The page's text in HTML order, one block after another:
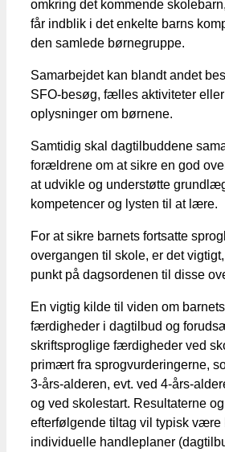
omkring det kommende
får indblik i det enkelte barns
den samlede børnegruppe.
Samarbejdet kan blandt andet
SFO-besøg, fælles aktiviteter
oplysninger om børnene.
Samtidig skal dagtilbuddene
forældrene om at sikre en god
at udvikle og understøtte
kompetencer og lysten til at lære.
For at sikre barnets fortsatte
overgangen til skole, er det
punkt på dagsordenen til disse
En vigtig kilde til viden om
færdigheder i dagtilbud og
skriftsproglige færdigheder ved
primært fra sprogvurderingerne,
3-års-alderen, evt. ved 4-års-
og ved skolestart. Resultaterne
efterfølgende tiltag vil typisk være
individuelle handleplaner